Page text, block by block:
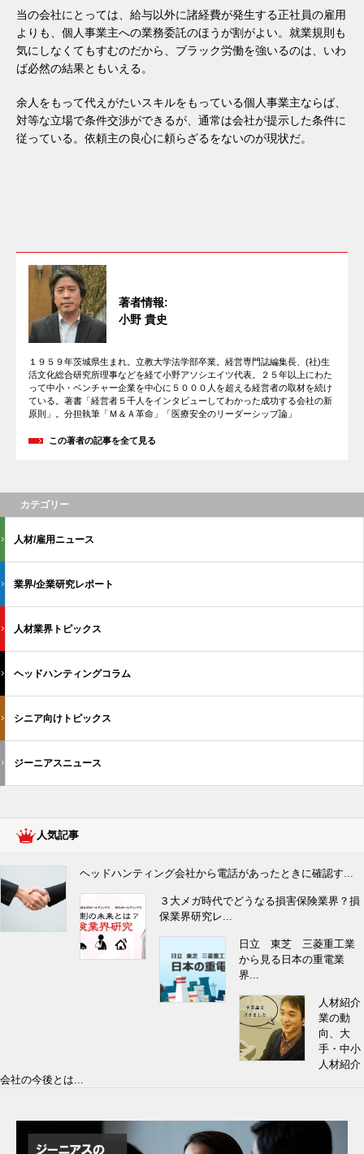
当の会社にとっては、給与以外に諸経費が発生する正社員の雇用
よりも、個人事業主への業務委託のほうが割がよい。就業規則も
気にしなくてもすむのだから、ブラック労働を強いるのは、いわ
ば必然の結果ともいえる。
余人をもって代えがたいスキルをもっている個人事業主ならば、
対等な立場で条件交渉ができるが、通常は会社が提示した条件に
従っている。依頼主の良心に頼らざるをないのが現状だ。
著者情報:
小野 貴史
１９５９年茨城県生まれ。立教大学法学部卒業。経営専門誌編集長、(社)生
活文化総合研究所理事などを経て小野アソシエイツ代表。２５年以上にわた
って中小・ベンチャー企業を中心に５０００人を超える経営者の取材を続け
ている。著書「経営者５千人をインタビューしてわかった成功する会社の新
原則」。分担執筆「Ｍ＆Ａ革命」「医療安全のリーダーシップ論」
この著者の記事を全て見る
カテゴリー
人材/雇用ニュース
業界/企業研究レポート
人材業界トピックス
ヘッドハンティングコラム
シニア向けトピックス
ジーニアスニュース
人気記事
ヘッドハンティング会社から電話があったときに確認す...
３大メガ時代でどうなる損害保険業界？損
保業界研究レ...
日立 東芝 三菱重工業
から見る日本の重電業
界...
人材紹介
業の動
向、大
手・中小
人材紹介
会社の今後とは...